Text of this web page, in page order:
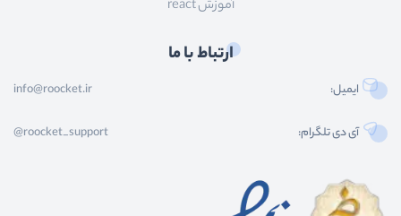
آموزش react
ارتباط با ما
ایمیل: info@roocket.ir
آی دی تلگرام: @roocket_support